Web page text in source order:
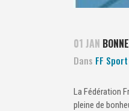
01 JAN
Dans FF
La Fédération
pleine de